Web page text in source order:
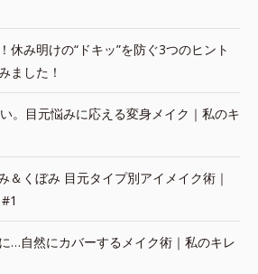
休み明けの“ドキッ”を防ぐ3つのヒント
ました！
。目元悩みに応える変身メイク｜私のキ
＆くぼみ 目元タイプ別アイメイク術｜
…自然にカバーするメイク術｜私のキレ